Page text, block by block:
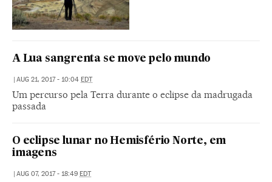
A Lua sangrenta se move pelo mundo
| AUG 21, 2017 - 10:04 EDT
Um percurso pela Terra durante o eclipse da madrugada
passada
O eclipse lunar no Hemisfério Norte, em
imagens
| AUG 07, 2017 - 18:49 EDT